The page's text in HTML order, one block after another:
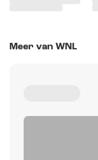
Meer van WNL